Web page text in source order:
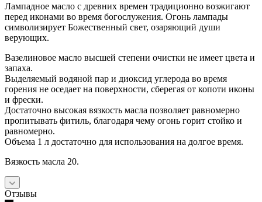
Лампадное масло с древних времен традиционно возжигают
перед иконами во время богослужения. Огонь лампады
символизирует Божественный свет, озаряющий души
верующих.
Вазелиновое масло высшей степени очистки не имеет цвета и
запаха.
Выделяемый водяной пар и диоксид углерода во время
горения не оседает на поверхности, сберегая от копоти иконы
и фрески.
Достаточно высокая вязкость масла позволяет равномерно
пропитывать фитиль, благодаря чему огонь горит стойко и
равномерно.
Объема 1 л достаточно для использования на долгое время.
Вязкость масла 20.
Отзывы